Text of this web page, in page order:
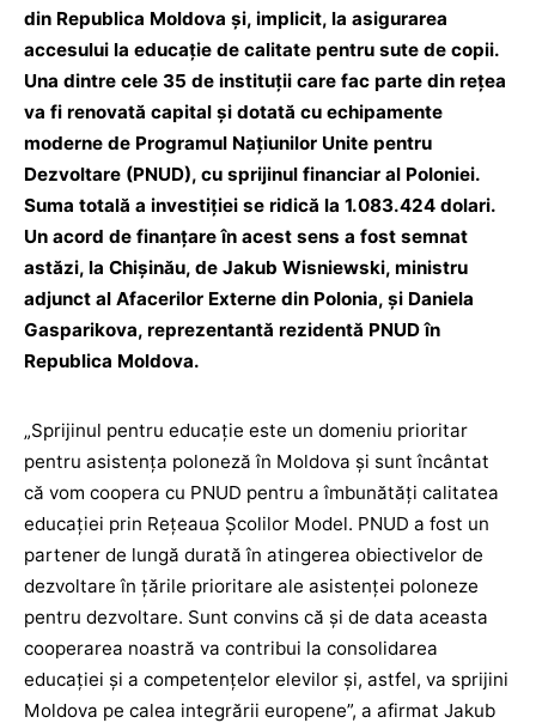
din Republica Moldova și, implicit, la asigurarea
accesului la educație de calitate pentru sute de copii.
Una dintre cele 35 de instituții care fac parte din rețea
va fi renovată capital și dotată cu echipamente
moderne de Programul Naţiunilor Unite pentru
Dezvoltare (PNUD), cu sprijinul financiar al Poloniei.
Suma totală a investiției se ridică la 1.083.424 dolari.
Un acord de finanțare în acest sens a fost semnat
astăzi, la Chișinău, de Jakub Wisniewski, ministru
adjunct al Afacerilor Externe din Polonia, și Daniela
Gasparikova, reprezentantă rezidentă PNUD în
Republica Moldova.
„Sprijinul pentru educație este un domeniu prioritar
pentru asistența poloneză în Moldova și sunt încântat
că vom coopera cu PNUD pentru a îmbunătăți calitatea
educației prin Rețeaua Școlilor Model. PNUD a fost un
partener de lungă durată în atingerea obiectivelor de
dezvoltare în țările prioritare ale asistenței poloneze
pentru dezvoltare. Sunt convins că și de data aceasta
cooperarea noastră va contribui la consolidarea
educației și a competențelor elevilor și, astfel, va sprijini
Moldova pe calea integrării europene”, a afirmat Jakub